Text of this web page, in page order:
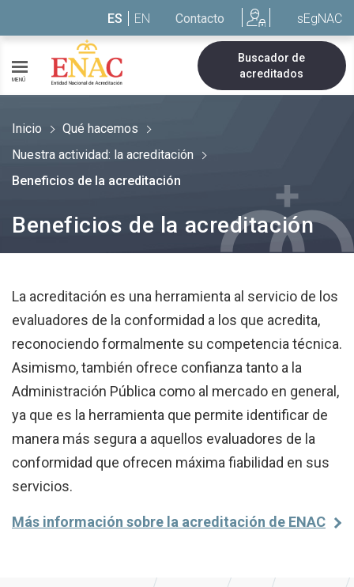
ES EN Contacto sEgNAC
MENÚ
Buscador de
acreditados
Inicio
Qué hacemos
Nuestra actividad: la acreditación
Beneficios de la acreditación
Beneficios de la acreditación
La acreditación es una herramienta al servicio de los
evaluadores de la conformidad a los que acredita,
reconociendo formalmente su competencia técnica.
Asimismo, también ofrece confianza tanto a la
Administración Pública como al mercado en general,
ya que es la herramienta que permite identificar de
manera más segura a aquellos evaluadores de la
conformidad que ofrecen máxima fiabilidad en sus
servicios.
Más información sobre la acreditación de ENAC